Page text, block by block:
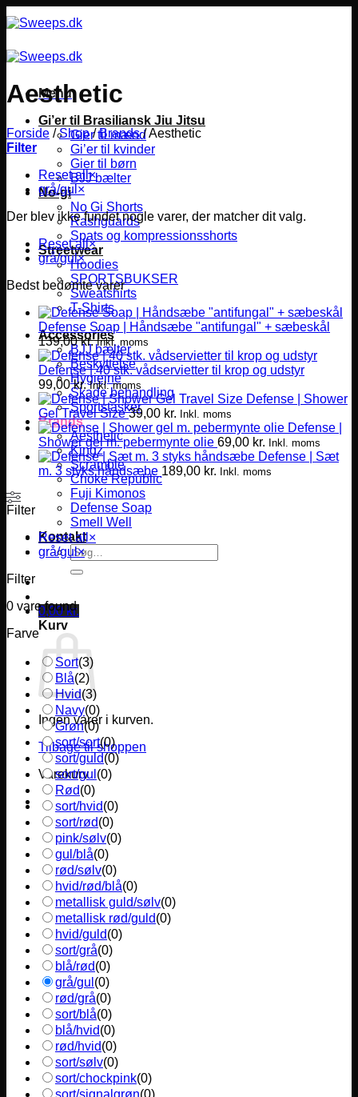
til
Menu
Gi’er til Brasiliansk Jiu Jitsu
Gier til mænd
Gi’er til kvinder
Gier til børn
BJJ bælter
No-gi
No Gi Shorts
Rashguards
Spats og kompressionsshorts
Streetwear
Hoodies
SPORTSBUKSER
Sweatshirts
T-Shirts
Accessories
BJJ bælter
Beskyttelse
Hygiejne
Skade behandling
Sportstasker
Brands
Aesthetic
Kingz
Scramble
Choke Republic
Fuji Kimonos
Defense Soap
Smell Well
Kontakt
Søg
efter:
0,00 kr.
Kurv
Ingen varer i kurven.
Tilbage til shoppen
Varekurv
Aesthetic
Forside / Shop / Brands /Aesthetic
Filter
Reset all×
grå/gul ×
Der blev ikke fundet nogle varer, der matcher dit valg.
Reset all×
grå/gul×
Bedst bedømte varer
Defense Soap | Håndsæbe "antifungal" + sæbeskål
139,00kr. Inkl. moms
Defense | 40 stk. vådservietter til krop og udstyr
99,00kr. Inkl. moms
Defense | Shower
Gel Travel Size 39,00 kr. Inkl. moms
Defense |
Shower gel m. pebermynte olie 69,00 kr. Inkl. moms
Defense | Sæt
m. 3 styks håndsæbe 189,00 kr. Inkl. moms
Filter
Reset all ×
grå/gul×
Filter
0 vare found
Farve
Sort(3)
Blå(2)
Hvid(3)
Navy(0)
Grøn(0)
sort/sort(0)
sort/guld(0)
sort/gul (0)
Rød(0)
sort/hvid(0)
sort/rød(0)
pink/sølv(0)
gul/blå(0)
rød/sølv(0)
hvid/rød/blå(0)
metallisk guld/sølv(0)
metallisk rød/guld(0)
hvid/guld(0)
sort/grå(0)
blå/rød(0)
grå/gul (0)
rød/grå(0)
sort/blå(0)
blå/hvid(0)
rød/hvid(0)
sort/sølv(0)
sort/chockpink(0)
sort/signalgrøn(0)